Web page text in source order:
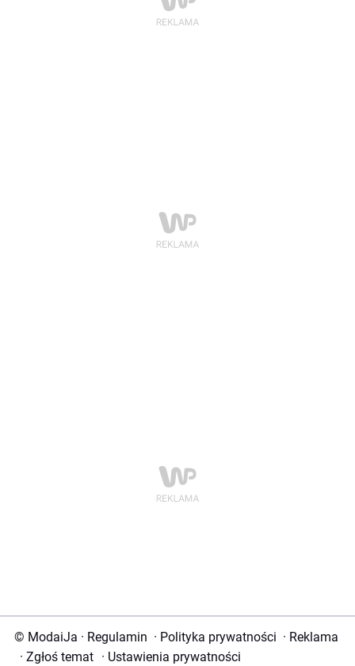
© ModaiJa · Regulamin · Polityka prywatności · Reklama
· Zgłoś temat · Ustawienia prywatności